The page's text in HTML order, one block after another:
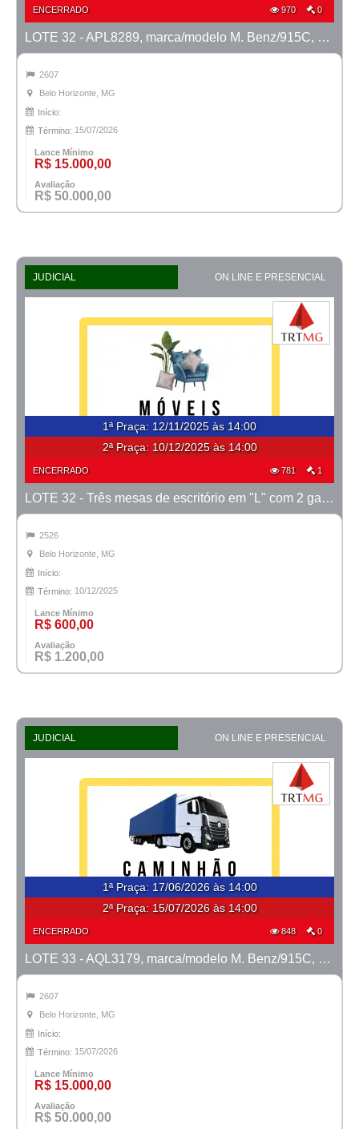
ENCERRADO 970 0
LOTE 32 - APL8289, marca/modelo M. Benz/915C, ano 2007/2008
2607
Belo Horizonte, MG
Início:
Término: 15/07/2026
Lance Mínimo
R$ 15.000,00
Avaliação
R$ 50.000,00
JUDICIAL ON LINE E PRESENCIAL
1ª Praça: 12/11/2025 às 14:00
2ª Praça: 10/12/2025 às 14:00
ENCERRADO 781 1
LOTE 32 - Três mesas de escritório em "L" com 2 gavetas
2526
Belo Horizonte, MG
Início:
Término: 10/12/2025
Lance Mínimo
R$ 600,00
Avaliação
R$ 1.200,00
JUDICIAL ON LINE E PRESENCIAL
1ª Praça: 17/06/2026 às 14:00
2ª Praça: 15/07/2026 às 14:00
ENCERRADO 848 0
LOTE 33 - AQL3179, marca/modelo M. Benz/915C, ano 2008/2008
2607
Belo Horizonte, MG
Início:
Término: 15/07/2026
Lance Mínimo
R$ 15.000,00
Avaliação
R$ 50.000,00